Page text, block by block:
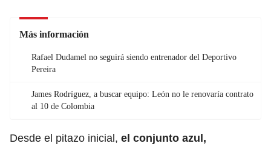
Más información
Rafael Dudamel no seguirá siendo entrenador del Deportivo
Pereira
James Rodríguez, a buscar equipo: León no le renovaría contrato
al 10 de Colombia
Desde el pitazo inicial, el conjunto azul,